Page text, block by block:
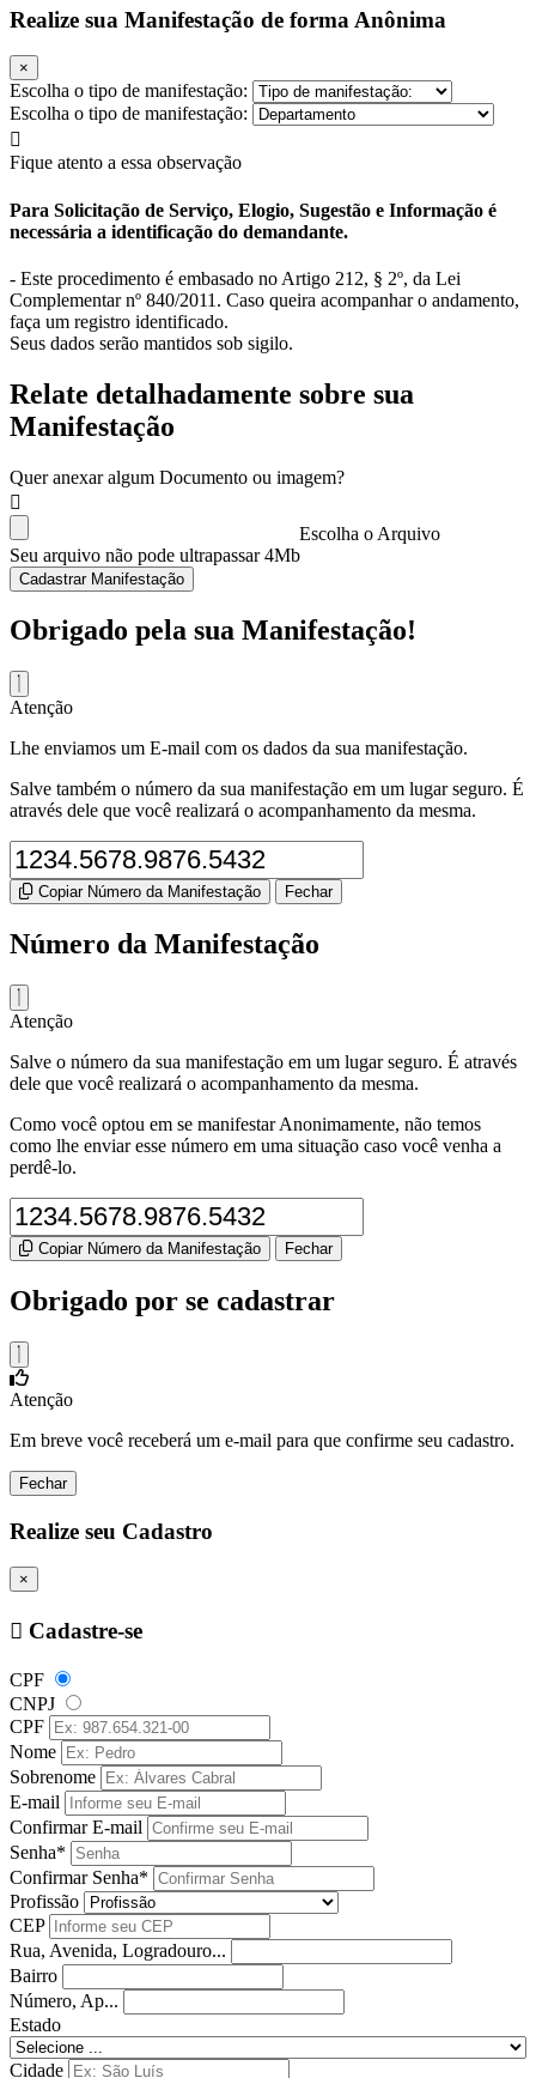
Realize sua Manifestação de forma Anônima
×
Escolha o tipo de manifestação:
Escolha o tipo de manifestação:
Fique atento a essa observação
Para Solicitação de Serviço, Elogio, Sugestão e Informação é
necessária a identificação do demandante.
- Este procedimento é embasado no Artigo 212, § 2º, da Lei
Complementar nº 840/2011. Caso queira acompanhar o andamento,
faça um registro identificado.
Seus dados serão mantidos sob sigilo.
Relate detalhadamente sobre sua
Manifestação
Quer anexar algum Documento ou imagem?
Escolha o Arquivo
Seu arquivo não pode ultrapassar 4Mb
Cadastrar Manifestação
Obrigado pela sua Manifestação!
Atenção
Lhe enviamos um E-mail com os dados da sua manifestação.
Salve também o número da sua manifestação em um lugar seguro. É
através dele que você realizará o acompanhamento da mesma.
Copiar Número da Manifestação Fechar
Número da Manifestação
Atenção
Salve o número da sua manifestação em um lugar seguro. É através
dele que você realizará o acompanhamento da mesma.
Como você optou em se manifestar Anonimamente, não temos
como lhe enviar esse número em uma situação caso você venha a
perdê-lo.
Copiar Número da Manifestação Fechar
Obrigado por se cadastrar
Atenção
Em breve você receberá um e-mail para que confirme seu cadastro.
Fechar
Realize seu Cadastro
×
Cadastre-se
CPF
CNPJ
CPF
Nome
Sobrenome
E-mail
Confirmar E-mail
Senha*
Confirmar Senha*
Profissão
CEP
Rua, Avenida, Logradouro...
Bairro
Número, Ap...
Estado
Cidade